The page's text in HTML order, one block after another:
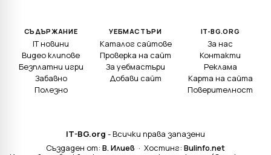
СЪДЪРЖАНИЕ
IT новини
Видео клипове
Безплатни игри
Забавно
Полезно
УЕБМАСТЪРИ
Каталог сайтове
Проверка на сайт
За уебмастъри
Добави сайт
IT-BG.ORG
За нас
Контакти
Реклама
Карта на сайта
Поверителност
IT-BG.org - Всички права запазени
Създаден от: В. Илиев · Хостинг: Bulinfo.net